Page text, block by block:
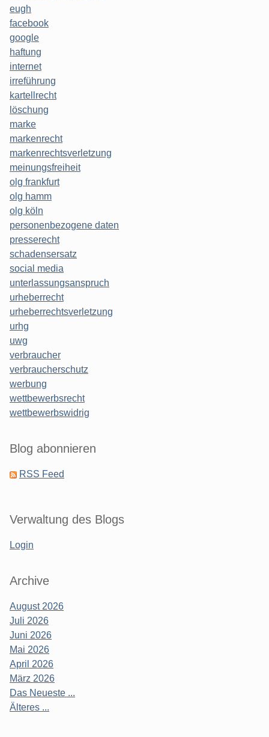
eugh
facebook
google
haftung
internet
irreführung
kartellrecht
löschung
marke
markenrecht
markenrechtsverletzung
meinungsfreiheit
olg frankfurt
olg hamm
olg köln
personenbezogene daten
presserecht
schadensersatz
social media
unterlassungsanspruch
urheberrecht
urheberrechtsverletzung
urhg
uwg
verbraucher
verbraucherschutz
werbung
wettbewerbsrecht
wettbewerbswidrig
Blog abonnieren
RSS Feed
Verwaltung des Blogs
Login
Archive
August 2026
Juli 2026
Juni 2026
Mai 2026
April 2026
März 2026
Das Neueste ...
Älteres ...